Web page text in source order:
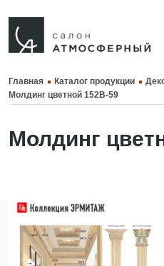
Главная Каталог продукции
Молдинг цветной 152B-59
Молдинг